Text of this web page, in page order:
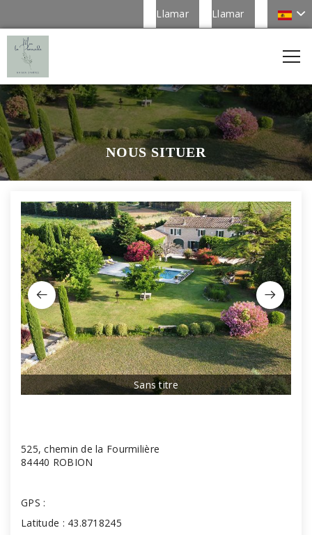
Llamar
Llamar
NOUS SITUER
Sans titre
525, chemin de la Fourmilière
84440 ROBION
GPS :
Latitude : 43.8718245